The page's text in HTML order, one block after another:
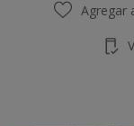
Agregar